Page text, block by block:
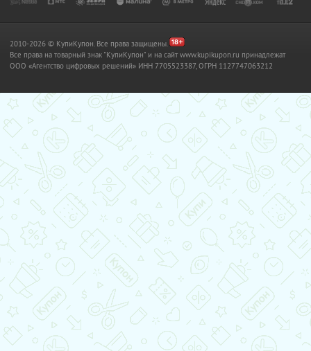
2010-2026 © КупиКупон. Все права защищены.
Все права на товарный знак "КупиКупон" и на сайт www.kupikupon.ru принадлежат
OOO «Агентство цифровых решений» ИНН 7705523387, ОГРН 1127747063212